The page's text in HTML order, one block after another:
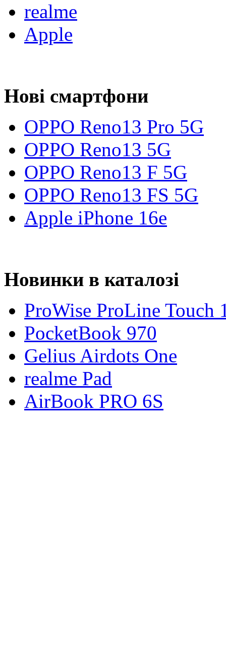
realme
Apple
Нові смартфони
OPPO Reno13 Pro 5G
OPPO Reno13 5G
OPPO Reno13 F 5G
OPPO Reno13 FS 5G
Apple iPhone 16e
Новинки в каталозі
ProWise ProLine Touch
PocketBook 970
Gelius Airdots One
realme Pad
AirBook PRO 6S